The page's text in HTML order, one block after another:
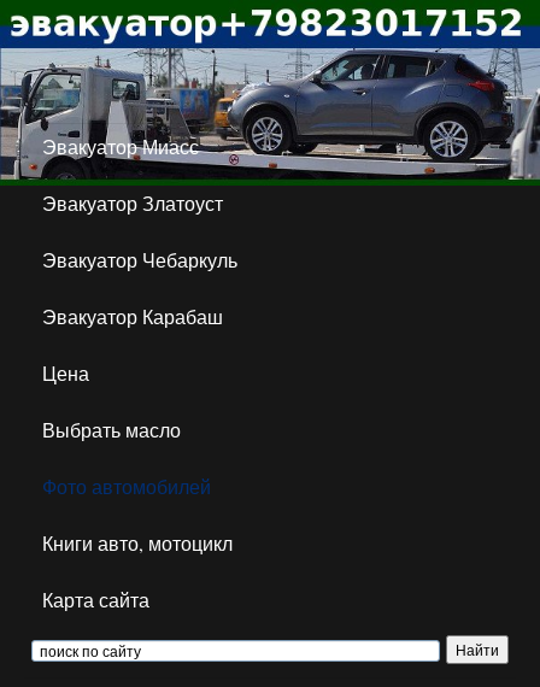
Эвакуатор Миасс
Эвакуатор Златоуст
Эвакуатор Чебаркуль
Эвакуатор Карабаш
Цена
Выбрать масло
Фото автомобилей
Книги авто, мотоцикл
Карта сайта